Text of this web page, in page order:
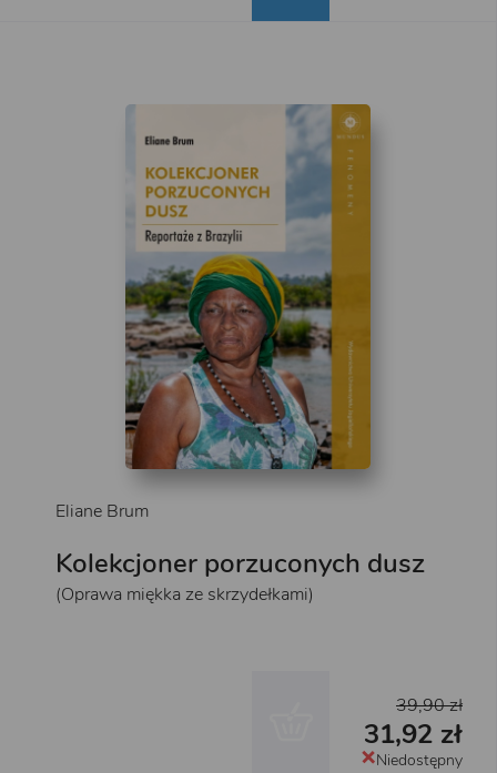
Eliane Brum
Kolekcjoner porzuconych dusz
(Oprawa miękka ze skrzydełkami)
39,90 zł
31,92 zł
Niedostępny